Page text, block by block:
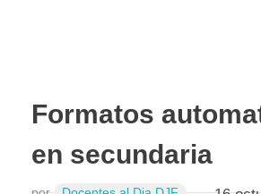
Formatos
en secundaria